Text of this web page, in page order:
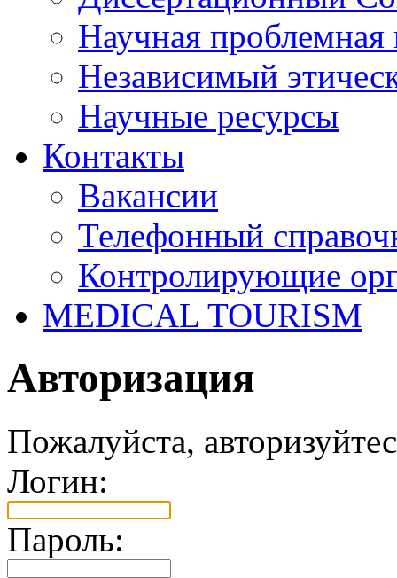
Научная проблемная
Независимый
Научные ресурсы
Контакты
Вакансии
Телефонный
Контролирующие
MEDICAL TOURISM
Авторизация
Пожалуйста,
Логин:
Пароль: